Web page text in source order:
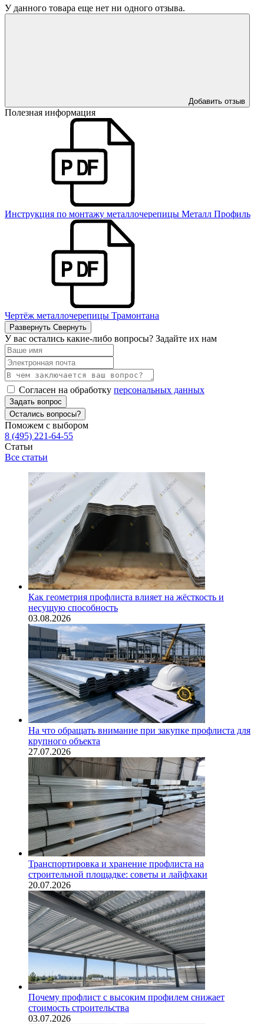
У данного товара еще нет ни одного отзыва.
Добавить отзыв
Полезная информация
Инструкция по монтажу металлочерепицы Металл Профиль
Чертёж металлочерепицы Трамонтана
Развернуть Свернуть
У вас остались какие-либо вопросы? Задайте их нам
Согласен на обработку персональных данных
Задать вопрос
Остались вопросы?
Поможем с выбором
8 (495) 221-64-55
Статьи
Все статьи
Как геометрия профлиста влияет на жёсткость и
несущую способность
03.08.2026
На что обращать внимание при закупке профлиста для
крупного объекта
27.07.2026
Транспортировка и хранение профлиста на
строительной площадке: советы и лайфхаки
20.07.2026
Почему профлист с высоким профилем снижает
стоимость строительства
03.07.2026